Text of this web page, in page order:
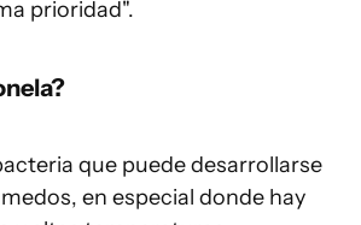
prioridad".
que puede desarrollarse
en especial donde hay